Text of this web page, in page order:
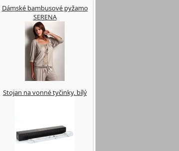
Dámské bambusové pyžamo
SERENA
Stojan na vonné tyčinky, bílý